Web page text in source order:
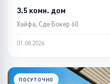
3.5 комн. дом
Хайфа, Сде Бокер 60
01.08.2026
ПОСУТОЧНО